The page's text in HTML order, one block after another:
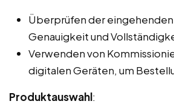
Überprüfen der
Genauigkeit und
Verwenden von
digitalen Geräten, um
Produktauswahl: